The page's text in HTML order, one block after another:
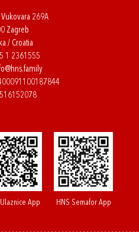
269A
Zagreb
/ Croatia
1 2361555
App HNS Semafor App